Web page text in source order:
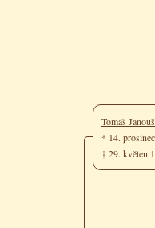
Tomáš
* 14.
† 29. květen